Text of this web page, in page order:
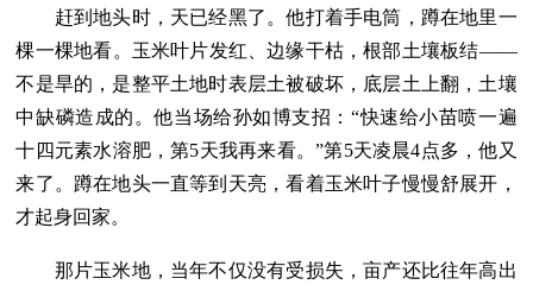
赶到地头时，天已经黑了。他打着手电筒，蹲在地里一
棵一棵地看。玉米叶片发红、边缘干枯，根部土壤板结——
不是旱的，是整平土地时表层土被破坏，底层土上翻，土壤
中缺磷造成的。他当场给孙如博支招：“快速给小苗喷一遍
十四元素水溶肥，第5天我再来看。”第5天凌晨4点多，他又
来了。蹲在地头一直等到天亮，看着玉米叶子慢慢舒展开，
才起身回家。
那片玉米地，当年不仅没有受损失，亩产还比往年高出